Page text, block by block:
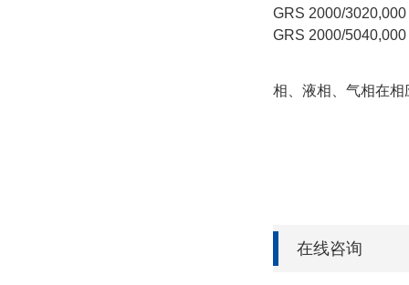
GRS 2000/3020,000
GRS 2000/5040,000
相、液相、气相在
在线咨询